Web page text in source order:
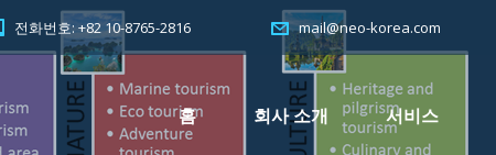
전화번호: +82 10-8765-2816 mail@neo-korea.com
홈 회사 소개 서비스